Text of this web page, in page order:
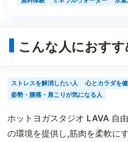
こんな人におすす
ストレスを解消したい人
心とカラダを
姿勢・腰痛・肩こりが気になる人
ホットヨガスタジオ LAVA 自
の環境を提供し,筋肉を柔軟に